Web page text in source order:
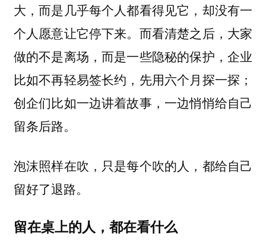
大，而是几乎每个人都看得见它，却没有一
个人愿意让它停下来。而看清楚之后，大家
做的不是离场，而是一些隐秘的保护，企业
比如不再轻易签长约，先用六个月探一探；
创企们比如一边讲着故事，一边悄悄给自己
留条后路。
泡沫照样在吹，只是每个吹的人，都给自己
留好了退路。
留在桌上的人，都在看什么